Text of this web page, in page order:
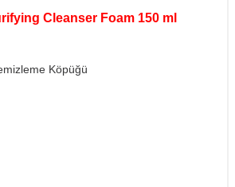
Cleanser Foam 150 ml
Köpüğü